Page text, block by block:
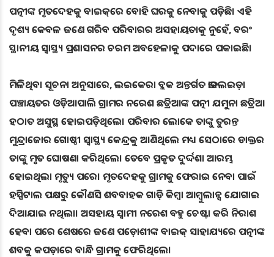
ପତ୍ନୀଙ୍କ ମୃତଦେହକୁ ବାଇକ୍‌ରେ ବୋହି ଘରକୁ ନେବାକୁ ପଡ଼ିଛି। ଏହି
ଦୃଶ୍ୟ କେବଳ ଜଣେ ଗରିବ ପରିବାରର ଅସହାୟତାକୁ ନୁହେଁ, ବରଂ
ସ୍ଥାନୀୟ ସ୍ୱାସ୍ଥ୍ୟ ପ୍ରଶାସନର ଚରମ ଅବହେଳାକୁ ପଦାରେ ପକାଇଛି।
ମିଳିଥିବା ସୂଚନା ଅନୁସାରେ, ଲଇକେରା ବ୍ଲକ ଅନ୍ତର୍ଗତ ଭାତଲଇଡ଼ା
ପଞ୍ଚାୟତର ଓଡ଼ିଆପାଲି ଗ୍ରାମର ନରେଶ ଛତ୍ରିଆଙ୍କ ପତ୍ନୀ ଯମୁନା ଛତ୍ରିଆ
ହଠାତ ଅସୁସ୍ଥ ହୋଇପଡ଼ିଥିଲେ। ପରିବାର ଲୋକେ ତାଙ୍କୁ ତୁରନ୍ତ
ମୁନ୍ଦ୍ରାଜୋର ଗୋଷ୍ଠୀ ସ୍ୱାସ୍ଥ୍ୟ କେନ୍ଦ୍ରକୁ ଆଣିଥିଲେ ମଧ୍ୟ ସେଠାରେ ଡାକ୍ତର
ତାଙ୍କୁ ମୃତ ଘୋଷଣା କରିଥିଲେ। ତେବେ ପ୍ରକୃତ ଦୁର୍ଦ୍ଦଶା ଆରମ୍ଭ
ହୋଇଥିଲା ମୃତ୍ୟୁ ପରେ। ମୃତଦେହକୁ ଗ୍ରାମକୁ ଫେରାଇ ନେବା ପାଇଁ
ହସ୍ପିଟାଲ ପକ୍ଷରୁ କୌଣସି ଶବବାହକ ଗାଡ଼ି କିମ୍ବା ଆମ୍ବୁଲାନ୍ସ ଯୋଗାଇ
ଦିଆଯାଇ ନଥିଲା। ଅସହାୟ ସ୍ୱାମୀ ନରେଶ ବହୁ ଚେଷ୍ଟା କରି ନିରାଶ
ହେବା ପରେ ଶେଷରେ ଜଣେ ପଡ଼ୋଶୀଙ୍କ ବାଇକ୍‌ ସାହାଯ୍ୟରେ ପତ୍ନୀଙ୍କ
ଶବକୁ କପଡ଼ାରେ ବାନ୍ଧି ଗ୍ରାମକୁ ଫେରିଥିଲେ।